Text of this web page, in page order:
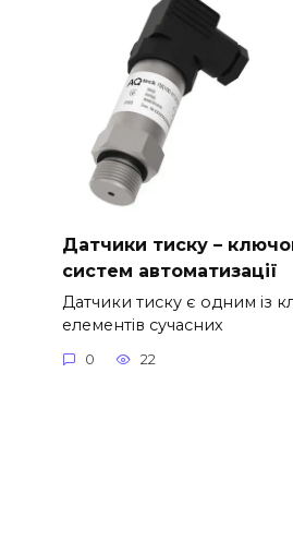
Датчики тиску –
систем автоматизації
Датчики тиску є одним із
елементів сучасних
0 22